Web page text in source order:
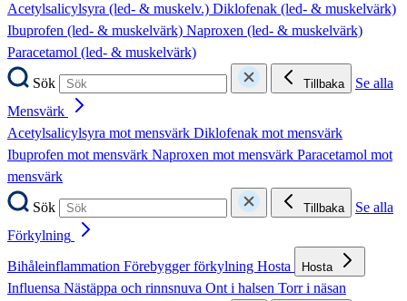
Acetylsalicylsyra (led- & muskelv.) Diklofenak (led- & muskelvärk)
Ibuprofen (led- & muskelvärk) Naproxen (led- & muskelvärk)
Paracetamol (led- & muskelvärk)
Sök
Tillbaka
Se alla
Mensvärk
Acetylsalicylsyra mot mensvärk Diklofenak mot mensvärk
Ibuprofen mot mensvärk Naproxen mot mensvärk Paracetamol mot
mensvärk
Sök
Tillbaka
Se alla
Förkylning
Bihåleinflammation Förebygger förkylning Hosta Hosta
Influensa Nästäppa och rinnsnuva Ont i halsen Torr i näsan